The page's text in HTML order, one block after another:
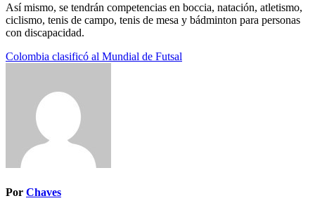
Así mismo, se tendrán competencias en boccia, natación, atletismo,
ciclismo, tenis de campo, tenis de mesa y bádminton para personas
con discapacidad.
Navegación
entradas
Colombia clasificó al Mundial de Futsal
Por Chaves